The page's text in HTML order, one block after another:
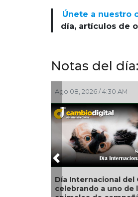
Únete a nuestro
día, artículos de
Notas del día:
08, 2026 / 4:30 AM
Internacional del Gato:
a uno de los
Ago
Previous